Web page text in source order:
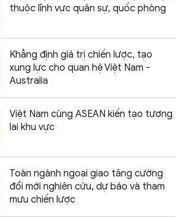
thuộc lĩnh vực quân sự, quốc phòng
Khẳng định giá trị chiến lược, tạo
xung lực cho quan hệ Việt Nam -
Australia
Việt Nam cùng ASEAN kiến tạo tương
lai khu vực
Toàn ngành ngoại giao tăng cường
đổi mới nghiên cứu, dự báo và tham
mưu chiến lược